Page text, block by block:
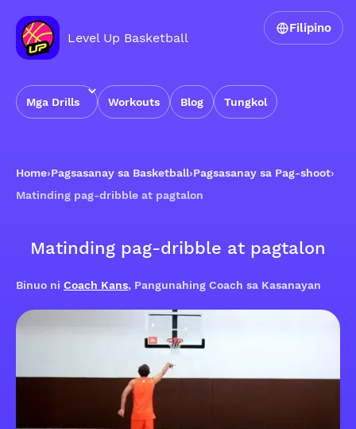
Level Up Basketball
Mga Drills Workouts Blog Tungkol
Filipino
Home›Pagsasanay sa Basketball›Pagsasanay sa Pag-shoot›
Matinding pag-dribble at pagtalon
Matinding pag-dribble at pagtalon
Binuo ni Coach Kans, Pangunahing Coach sa Kasanayan